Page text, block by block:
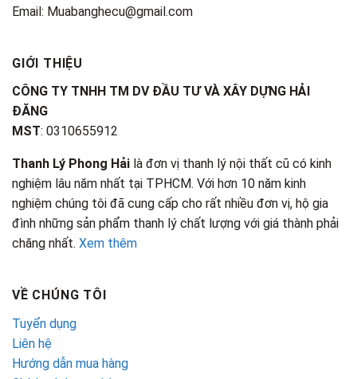
Email: Muabanghecu@gmail.com
GIỚI THIỆU
CÔNG TY TNHH TM DV ĐẦU TƯ VÀ XÂY DỰNG HẢI
ĐĂNG
MST: 0310655912
Thanh Lý Phong Hải là đơn vị thanh lý nội thất cũ có kinh
nghiệm lâu năm nhất tại TPHCM. Với hơn 10 năm kinh
nghiệm chúng tôi đã cung cấp cho rất nhiều đơn vị, hộ gia
đình những sản phẩm thanh lý chất lượng với giá thành phải
chăng nhất. Xem thêm
VỀ CHÚNG TÔI
Tuyển dụng
Liên hệ
Hướng dẫn mua hàng